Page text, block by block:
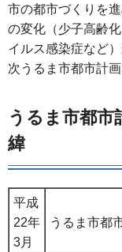
市の都市づくりを
の変化（少子高齢
イルス感染症など
次うるま市都市計
うるま市都市
緯
平成
22年
3月
うるま市都